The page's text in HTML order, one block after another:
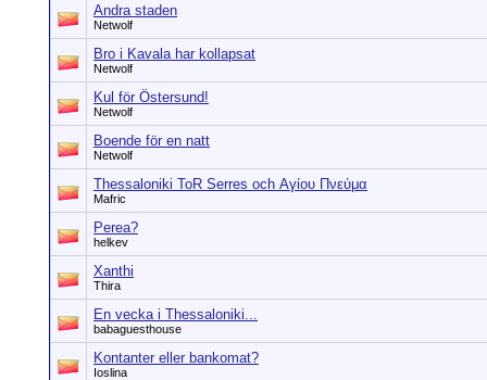
Andra staden
Netwolf
Bro i Kavala har kollapsat
Netwolf
Kul för Östersund!
Netwolf
Boende för en natt
Netwolf
Thessaloniki ToR Serres och Αγίου Πνεύμα
Mafric
Perea?
helkev
Xanthi
Thira
En vecka i Thessaloniki...
babaguesthouse
Kontanter eller bankomat?
Ioslina